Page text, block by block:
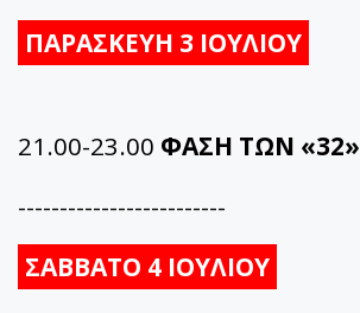
ΠΑΡΑΣΚΕΥΗ 3 ΙΟΥΛΙΟΥ
21.00-23.00 ΦΑΣΗ ΤΩΝ «32»
-------------------------
ΣΑΒΒΑΤΟ 4 ΙΟΥΛΙΟΥ